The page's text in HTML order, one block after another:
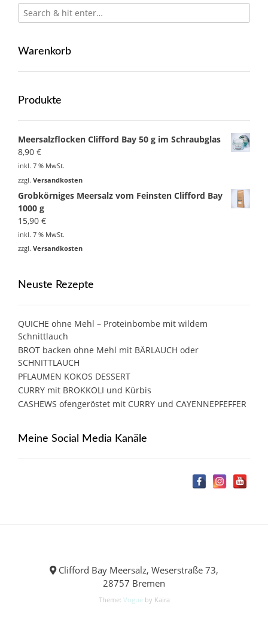
Warenkorb
Produkte
Meersalzflocken Clifford Bay 50 g im Schraubglas
8,90 €
inkl. 7 % MwSt.
zzgl. Versandkosten
Grobkörniges Meersalz vom Feinsten Clifford Bay
1000 g
15,90 €
inkl. 7 % MwSt.
zzgl. Versandkosten
Neuste Rezepte
QUICHE ohne Mehl – Proteinbombe mit wildem
Schnittlauch
BROT backen ohne Mehl mit BÄRLAUCH oder
SCHNITTLAUCH
PFLAUMEN KOKOS DESSERT
CURRY mit BROKKOLI und Kürbis
CASHEWS ofengeröstet mit CURRY und CAYENNEPFEFFER
Meine Social Media Kanäle
Clifford Bay Meersalz, Weserstraße 73,
28757 Bremen
Theme: Vogue by Kaira